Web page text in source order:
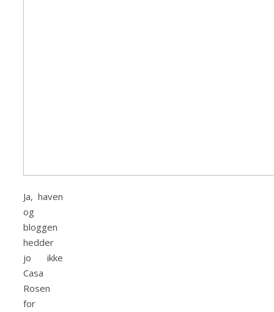
Ja, haven
og
bloggen
hedder
jo ikke
Casa
Rosen
for